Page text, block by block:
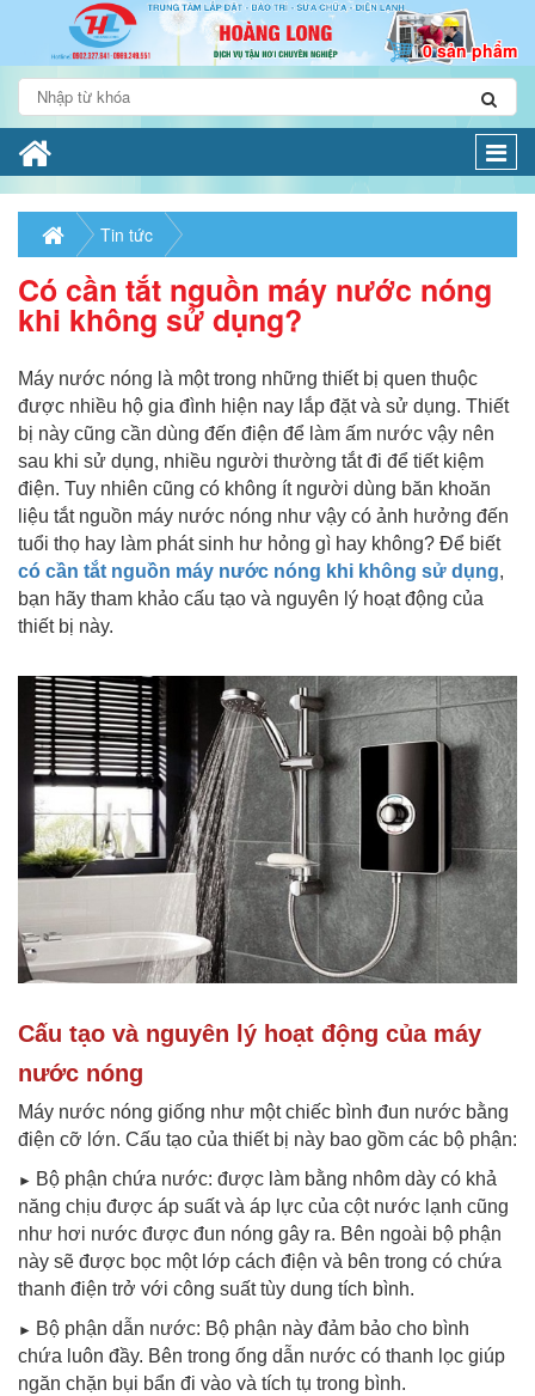
0 sản phẩm
Tin tức
Có cần tắt nguồn máy nước nóng
khi không sử dụng?
Máy nước nóng là một trong những thiết bị quen thuộc
được nhiều hộ gia đình hiện nay lắp đặt và sử dụng. Thiết
bị này cũng cần dùng đến điện để làm ấm nước vậy nên
sau khi sử dụng, nhiều người thường tắt đi để tiết kiệm
điện. Tuy nhiên cũng có không ít người dùng băn khoăn
liệu tắt nguồn máy nước nóng như vậy có ảnh hưởng đến
tuổi thọ hay làm phát sinh hư hỏng gì hay không? Để biết
có cần tắt nguồn máy nước nóng khi không sử dụng,
bạn hãy tham khảo cấu tạo và nguyên lý hoạt động của
thiết bị này.
Cấu tạo và nguyên lý hoạt động của máy
nước nóng
Máy nước nóng giống như một chiếc bình đun nước bằng
điện cỡ lớn. Cấu tạo của thiết bị này bao gồm các bộ phận:
► Bộ phận chứa nước: được làm bằng nhôm dày có khả
năng chịu được áp suất và áp lực của cột nước lạnh cũng
như hơi nước được đun nóng gây ra. Bên ngoài bộ phận
này sẽ được bọc một lớp cách điện và bên trong có chứa
thanh điện trở với công suất tùy dung tích bình.
► Bộ phận dẫn nước: Bộ phận này đảm bảo cho bình
chứa luôn đầy. Bên trong ống dẫn nước có thanh lọc giúp
ngăn chặn bụi bẩn đi vào và tích tụ trong bình.